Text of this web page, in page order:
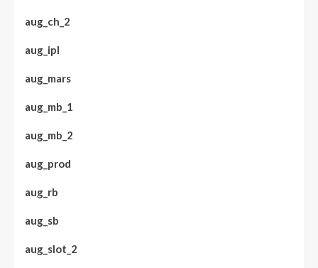
aug_ch_2
aug_ipl
aug_mars
aug_mb_1
aug_mb_2
aug_prod
aug_rb
aug_sb
aug_slot_2